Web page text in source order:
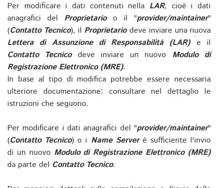
Per modificare i dati contenuti nella LAR, cioè i dati
anagrafici del Proprietarioo il "provider/maintainer"
(Contatto Tecnico), il Proprietariodeve inviare una nuova
Lettera di Assunzione di Responsabilità (LAR)e il
Contatto Tecnicodeve inviare un nuovo Modulo di
Registrazione Elettronico (MRE).
In base al tipo di modifica potrebbe essere necessaria
ulteriore documentazione: consultare nel dettaglio le
istruzioni che seguono.
Per modificare i dati anagrafici del "provider/maintainer"
(Contatto Tecnico) o i Name Serverè sufficiente l'invio
di un nuovo Modulo di Registrazione Elettronico (MRE)
da parte del Contatto Tecnico.